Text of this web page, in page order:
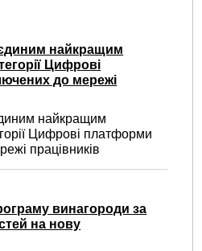
найкращим
Цифрові
до мережі
найкращим
Цифрові платформи
працівників
винагороди за
на нову